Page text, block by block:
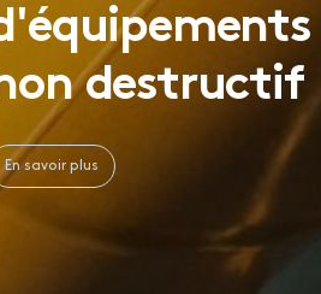
destructif
En savoir plus